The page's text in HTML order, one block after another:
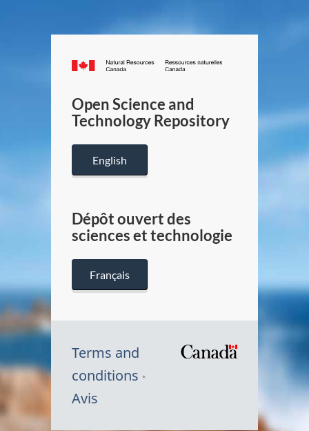
Canada.ca
/
Canada
Open Science and
Technology Repository
English
Dépôt ouvert des
sciences et technologie
Français
Terms and
conditions
Avis
Symbole